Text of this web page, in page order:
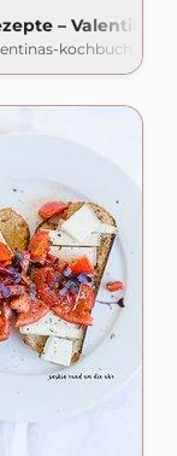
–
kochbuch.de